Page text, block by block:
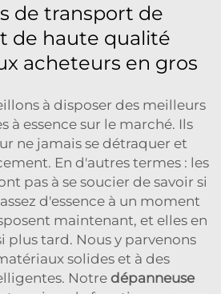
de transport de
de haute qualité
acheteurs en gros
à disposer des meilleurs
à essence sur le marché. Ils
ne jamais se détraquer et
En d'autres termes : les
pas à se soucier de savoir si
d'essence à un moment
maintenant, et elles en
plus tard. Nous y parvenons
solides et à des
Notre dépanneuse